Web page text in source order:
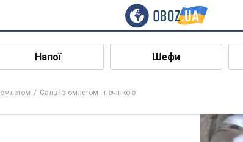
Напої Шефи
Салат з омлетом і печінкою